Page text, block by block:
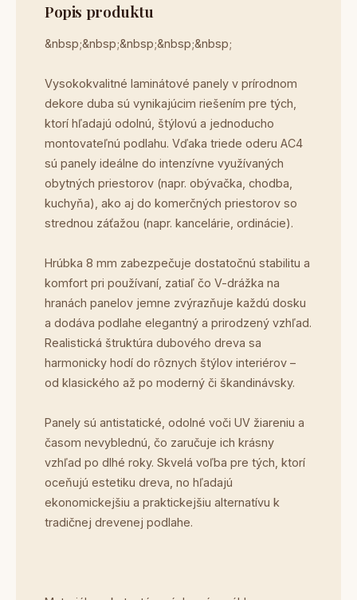
Popis produktu
&nbsp;&nbsp;&nbsp;&nbsp;&nbsp;
Vysokokvalitné laminátové panely v prírodnom
dekore duba sú vynikajúcim riešením pre tých,
ktorí hľadajú odolnú, štýlovú a jednoducho
montovateľnú podlahu. Vďaka triede oderu AC4
sú panely ideálne do intenzívne využívaných
obytných priestorov (napr. obývačka, chodba,
kuchyňa), ako aj do komerčných priestorov so
strednou záťažou (napr. kancelárie, ordinácie).
Hrúbka 8 mm zabezpečuje dostatočnú stabilitu a
komfort pri používaní, zatiaľ čo V-drážka na
hranách panelov jemne zvýrazňuje každú dosku
a dodáva podlahe elegantný a prirodzený vzhľad.
Realistická štruktúra dubového dreva sa
harmonicky hodí do rôznych štýlov interiérov –
od klasického až po moderný či škandinávsky.
Panely sú antistatické, odolné voči UV žiareniu a
časom nevyblednú, čo zaručuje ich krásny
vzhľad po dlhé roky. Skvelá voľba pre tých, ktorí
oceňujú estetiku dreva, no hľadajú
ekonomickejšiu a praktickejšiu alternatívu k
tradičnej drevenej podlahe.